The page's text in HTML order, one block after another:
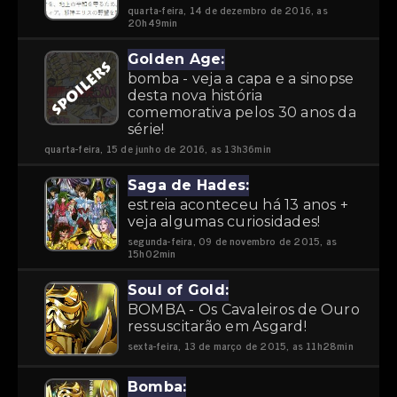
quarta-feira, 14 de dezembro de 2016, as
20h49min
Golden Age:
bomba - veja a capa e a sinopse
desta nova história
comemorativa pelos 30 anos da
série!
quarta-feira, 15 de junho de 2016, as 13h36min
Saga de Hades:
estreia aconteceu há 13 anos +
veja algumas curiosidades!
segunda-feira, 09 de novembro de 2015, as
15h02min
Soul of Gold:
BOMBA - Os Cavaleiros de Ouro
ressuscitarão em Asgard!
sexta-feira, 13 de março de 2015, as 11h28min
Bomba: